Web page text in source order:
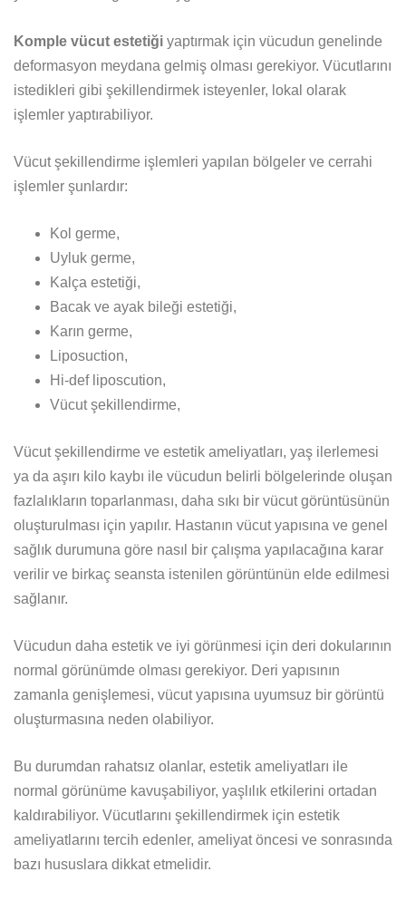
Komple vücut estetiği yaptırmak için vücudun genelinde
deformasyon meydana gelmiş olması gerekiyor. Vücutlarını
istedikleri gibi şekillendirmek isteyenler, lokal olarak
işlemler yaptırabiliyor.
Vücut şekillendirme işlemleri yapılan bölgeler ve cerrahi
işlemler şunlardır:
Kol germe,
Uyluk germe,
Kalça estetiği,
Bacak ve ayak bileği estetiği,
Karın germe,
Liposuction,
Hi-def liposcution,
Vücut şekillendirme,
Vücut şekillendirme ve estetik ameliyatları, yaş ilerlemesi
ya da aşırı kilo kaybı ile vücudun belirli bölgelerinde oluşan
fazlalıkların toparlanması, daha sıkı bir vücut görüntüsünün
oluşturulması için yapılır. Hastanın vücut yapısına ve genel
sağlık durumuna göre nasıl bir çalışma yapılacağına karar
verilir ve birkaç seansta istenilen görüntünün elde edilmesi
sağlanır.
Vücudun daha estetik ve iyi görünmesi için deri dokularının
normal görünümde olması gerekiyor. Deri yapısının
zamanla genişlemesi, vücut yapısına uyumsuz bir görüntü
oluşturmasına neden olabiliyor.
Bu durumdan rahatsız olanlar, estetik ameliyatları ile
normal görünüme kavuşabiliyor, yaşlılık etkilerini ortadan
kaldırabiliyor. Vücutlarını şekillendirmek için estetik
ameliyatlarını tercih edenler, ameliyat öncesi ve sonrasında
bazı hususlara dikkat etmelidir.